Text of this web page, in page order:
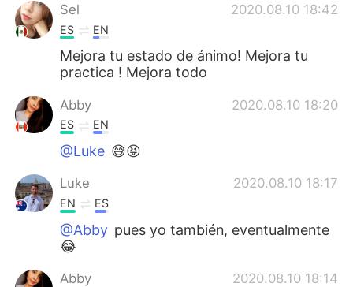
Sel 2020.08.10 18:42
ES EN
Mejora tu estado de ánimo! Mejora tu
practica ! Mejora todo
Abby 2020.08.10 18:20
ES EN
@Luke 😅😝
Luke 2020.08.10 18:17
EN ES
@Abby pues yo también, eventualmente
😂
Abby 2020.08.10 18:14